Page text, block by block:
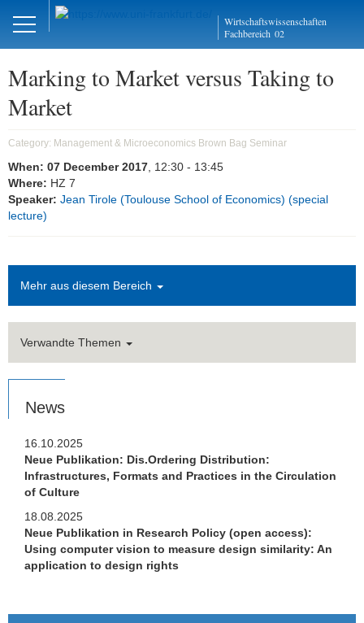
Wirtschaftswissenschaften
Fachbereich 02
DE Close
Management und
Mikroökonomie
Welcome
Mission Statement
Forschungskolloquien
AMOS
Brown Bag Seminar
Publikationen
Studium
Stellen­ausschreibungen
FLEX
Links
Marking to Market versus Taking to
Market
Category: Management & Microeconomics Brown Bag Seminar
When: 07 December 2017 , 12:30 - 13:45
Where: HZ 7
Speaker: Jean Tirole (Toulouse School of Economics) (special
lecture)
Mehr aus diesem Bereich
Verwandte Themen
News
16.10.2025
Neue Publikation: Dis.Ordering Distribution:
Infrastructures, Formats and Practices in the Circulation
of Culture
18.08.2025
Neue Publikation in Research Policy (open access):
Using computer vision to measure design similarity: An
application to design rights